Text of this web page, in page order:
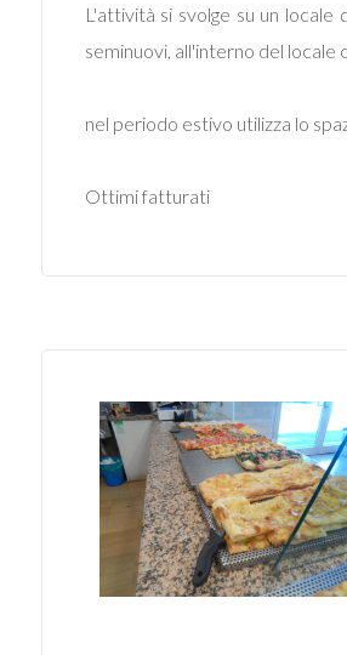
L'attività si svolge su un
seminuovi, all'interno del locale
nel periodo estivo utilizza lo
Ottimi fatturati
Totale
Qualsiasi